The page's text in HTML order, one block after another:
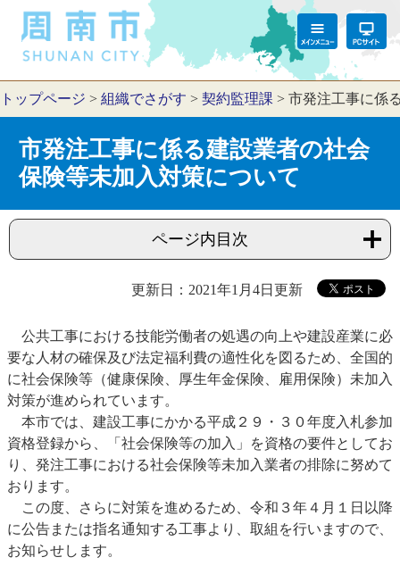
トップページ > 組織でさがす > 契約監理課 > 市発注工事に係
市発注工事に係る建設業者の社会
保険等未加入対策について
ページ内目次
更新日：2021年1月4日更新
公共工事における技能労働者の処遇の向上や建設産業に必
要な人材の確保及び法定福利費の適性化を図るため、全国的
に社会保険等（健康保険、厚生年金保険、雇用保険）未加入
対策が進められています。
本市では、建設工事にかかる平成２９・３０年度入札参加
資格登録から、「社会保険等の加入」を資格の要件としてお
り、発注工事における社会保険等未加入業者の排除に努めて
おります。
この度、さらに対策を進めるため、令和３年４月１日以降
に公告または指名通知する工事より、取組を行いますので、
お知らせします。